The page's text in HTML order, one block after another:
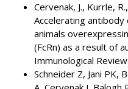
Cervenak, J., Kurrle,
Accelerating
animals
(FcRn) as a result of
Immunological
Schneider Z, Jani PK,